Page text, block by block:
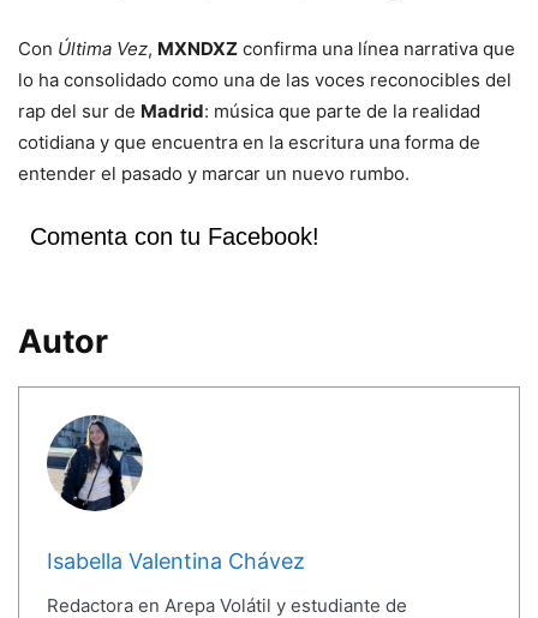
Con Última Vez, MXNDXZ confirma una línea narrativa que
lo ha consolidado como una de las voces reconocibles del
rap del sur de Madrid: música que parte de la realidad
cotidiana y que encuentra en la escritura una forma de
entender el pasado y marcar un nuevo rumbo.
Comenta con tu Facebook!
Autor
Isabella Valentina Chávez
Redactora en Arepa Volátil y estudiante de